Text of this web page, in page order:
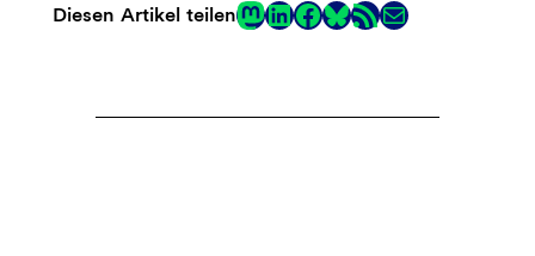
Diesen Artikel teilenMastodon
LinkedIn
Facebook
LinkRSS-Feed
E-Mail